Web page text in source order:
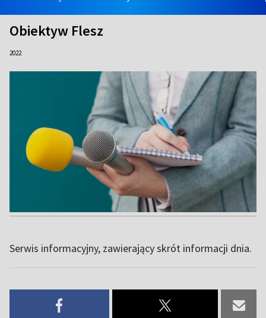
Obiektyw Flesz
2022
Serwis informacyjny, zawierający skrót informacji dnia.